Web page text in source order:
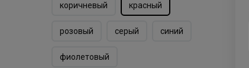
коричневый красный
розовый серый синий
фиолетовый